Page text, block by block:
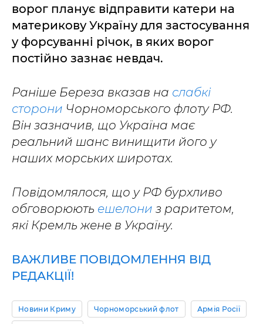
ворог планує відправити катери на
материкову Україну для застосування
у форсуванні річок, в яких ворог
постійно зазнає невдач.
Раніше Береза вказав на слабкі
сторони Чорноморського флоту РФ.
Він зазначив, що Україна має
реальний шанс винищити його у
наших морських широтах.
Повідомлялося, що у РФ бурхливо
обговорюють ешелони з раритетом,
які Кремль жене в Україну.
ВАЖЛИВЕ ПОВІДОМЛЕННЯ ВІД
РЕДАКЦІЇ!
Новини Криму Чорноморський флот Армія Росії